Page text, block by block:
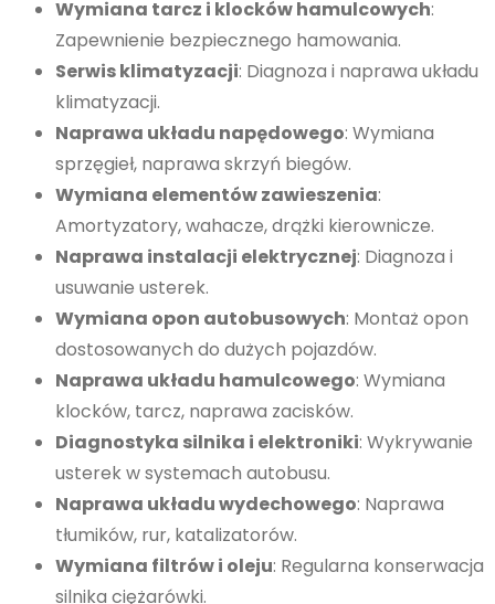
Wymiana tarcz i klocków hamulcowych:
Zapewnienie bezpiecznego hamowania.
Serwis klimatyzacji: Diagnoza i naprawa układu
klimatyzacji.
Naprawa układu napędowego: Wymiana
sprzęgieł, naprawa skrzyń biegów.
Wymiana elementów zawieszenia:
Amortyzatory, wahacze, drążki kierownicze.
Naprawa instalacji elektrycznej: Diagnoza i
usuwanie usterek.
Wymiana opon autobusowych: Montaż opon
dostosowanych do dużych pojazdów.
Naprawa układu hamulcowego: Wymiana
klocków, tarcz, naprawa zacisków.
Diagnostyka silnika i elektroniki: Wykrywanie
usterek w systemach autobusu.
Naprawa układu wydechowego: Naprawa
tłumików, rur, katalizatorów.
Wymiana filtrów i oleju: Regularna konserwacja
silnika ciężarówki.